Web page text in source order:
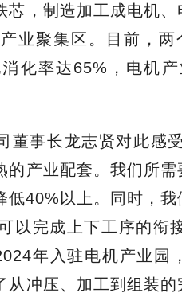
芯， 制造加工成电机、
业聚集区。目前，两
化率达65%，电机
董事长龙志贤对此感
产业配套。我们所需
低40%以上 。
同时，
以完成 上下工序的衔
年入驻电机产业园
从冲压、加工到组装